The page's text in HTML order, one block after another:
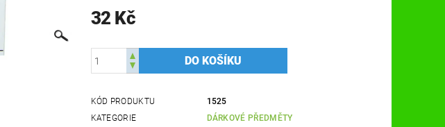
32 Kč
KÓD PRODUKTU
1525
KATEGORIE
DÁRKOVÉ PŘEDMĚTY